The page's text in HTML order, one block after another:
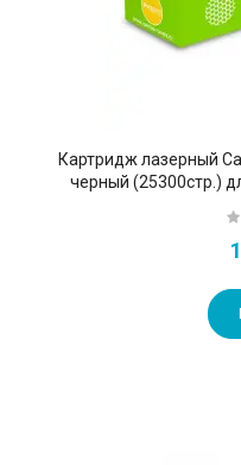
Картридж лазерный
черный (25300стр.)